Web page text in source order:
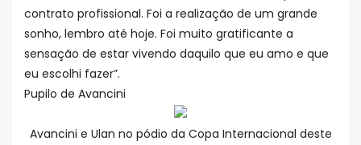
contrato profissional. Foi a realização de um grande
sonho, lembro até hoje. Foi muito gratificante a
sensação de estar vivendo daquilo que eu amo e que
eu escolhi fazer”.
Pupilo de Avancini
Avancini e Ulan no pódio da Copa Internacional deste